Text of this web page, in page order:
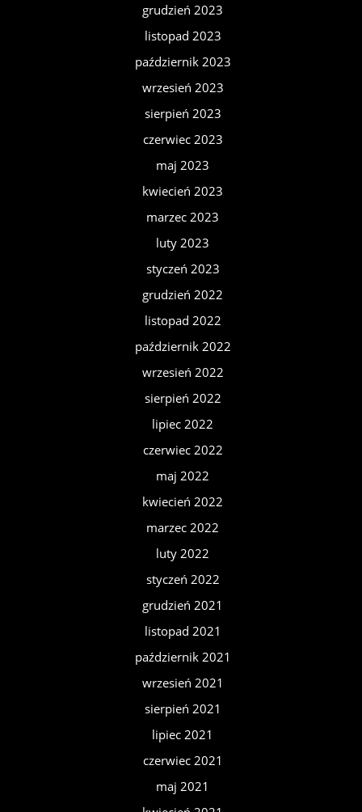
grudzień 2023
listopad 2023
październik 2023
wrzesień 2023
sierpień 2023
czerwiec 2023
maj 2023
kwiecień 2023
marzec 2023
luty 2023
styczeń 2023
grudzień 2022
listopad 2022
październik 2022
wrzesień 2022
sierpień 2022
lipiec 2022
czerwiec 2022
maj 2022
kwiecień 2022
marzec 2022
luty 2022
styczeń 2022
grudzień 2021
listopad 2021
październik 2021
wrzesień 2021
sierpień 2021
lipiec 2021
czerwiec 2021
maj 2021